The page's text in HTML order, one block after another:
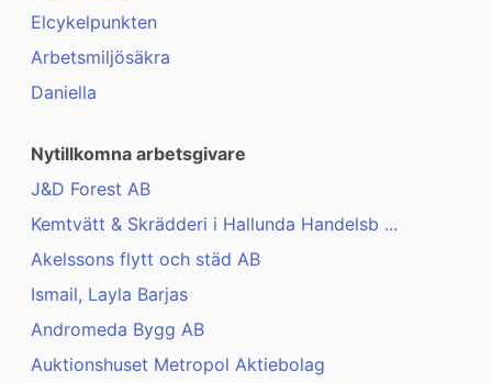
Elcykelpunkten
Arbetsmiljösäkra
Daniella
Nytillkomna arbetsgivare
J&D Forest AB
Kemtvätt & Skrädderi i Hallunda Handelsb ...
Akelssons flytt och städ AB
Ismail, Layla Barjas
Andromeda Bygg AB
Auktionshuset Metropol Aktiebolag